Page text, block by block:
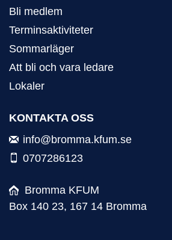
Bli medlem
Terminsaktiviteter
Sommarläger
Att bli och vara ledare
Lokaler
KONTAKTA OSS
info@bromma.kfum.se
0707286123
Bromma KFUM
Box 140 23, 167 14 Bromma